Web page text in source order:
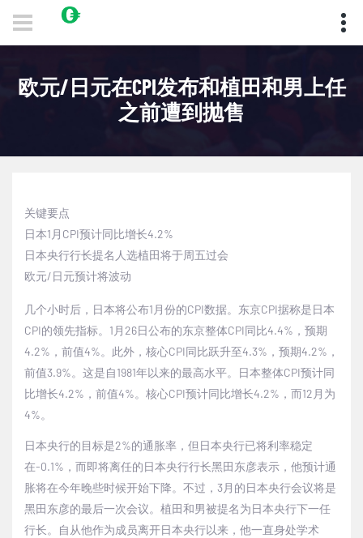
欧元/日元在CPI发布和植田和男上任
之前遭到抛售
关键要点
日本1 月 CPI预计同比增长4.2%
日本央行行长提名人选植田将于周五过会
欧元/日元预计将波动
几个小时后，日本将公布1 月份的CPI数据。东京CPI据称是日本
CPI的领先指标。 1 月 26日公布的东京整体CPI同比4.4% ，预期
4.2% ，前值4%。此外，核心CPI同比跃升至4.3% ，预期4.2% ，
前值3.9%。这是自1981年以来的最高水平。日本整体CPI预计同
比增长4.2% ，前值4%。核心CPI预计同比增长4.2% ，而12 月为
4%。
日本央行的目标是2%的通胀率，但日本央行已将利率稳定
在-0.1% ，而即将离任的日本央行行长黑田东彦表示，他预计通
胀将在今年晚些时候开始下降。不过， 3月的日本央行会议将是
黑田东彦的最后一次会议。 植田和男被提名为日本央行下一任
行长。自从他作为成员离开日本央行以来，他一直身处学术